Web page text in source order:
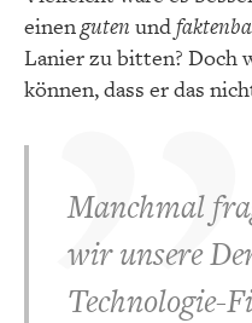
einenguten und
Lanier zu bitten? Doch
können, dass er das
Manchmal
wir unsere
Technologie-